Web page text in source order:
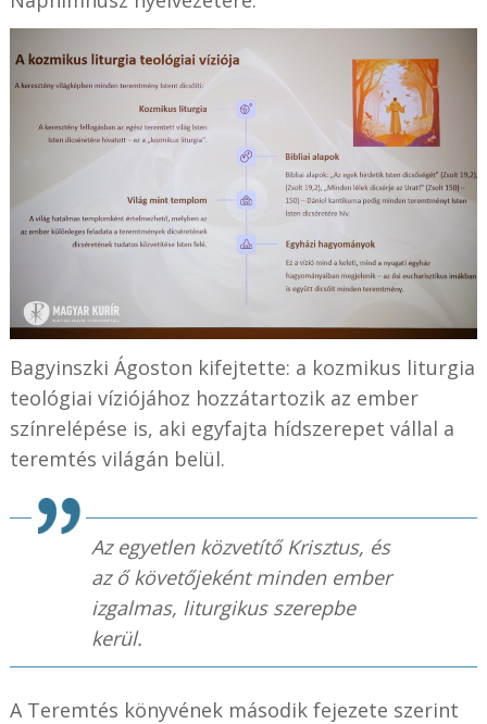
Bagyinszki Ágoston kifejtette: a kozmikus liturgia
teológiai víziójához hozzátartozik az ember
színrelépése is, aki egyfajta hídszerepet vállal a
teremtés világán belül.
Az egyetlen közvetítő Krisztus, és
az ő követőjeként minden ember
izgalmas, liturgikus szerepbe
kerül.
A Teremtés könyvének második fejezete szerint